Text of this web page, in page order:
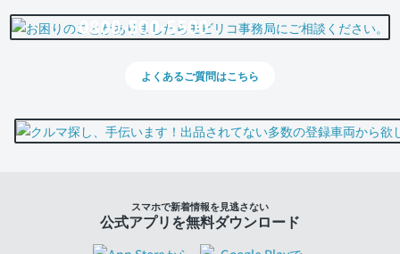
0800-500-5500
よくあるご質問はこちら
スマホで新着情報を見逃さない
公式アプリを無料ダウンロード